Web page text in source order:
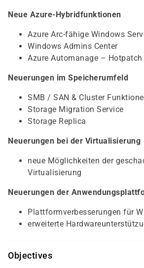
Neue Azure-Hybridfunktionen
Azure Arc-fähige Windows
Windows Admins Center
Azure Automanage – Hotpatch
Neuerungen im Speicherumfeld
SMB / SAN & Cluster
Storage Migration Service
Storage Replica
Neuerungen bei der Virtualisierung
neue Möglichkeiten der
Virtualisierung
Neuerungen der
Plattformverbesserungen für
erweiterte
Objectives